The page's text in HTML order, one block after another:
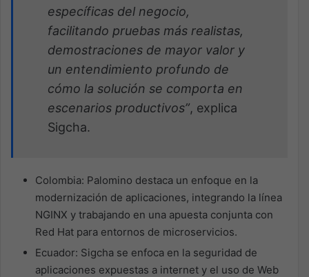
específicas del negocio,
facilitando pruebas más realistas,
demostraciones de mayor valor y
un entendimiento profundo de
cómo la solución se comporta en
escenarios productivos”, explica
Sigcha.
Colombia: Palomino destaca un enfoque en la
modernización de aplicaciones, integrando la línea
NGINX y trabajando en una apuesta conjunta con
Red Hat para entornos de microservicios.
Ecuador: Sigcha se enfoca en la seguridad de
aplicaciones expuestas a internet y el uso de Web